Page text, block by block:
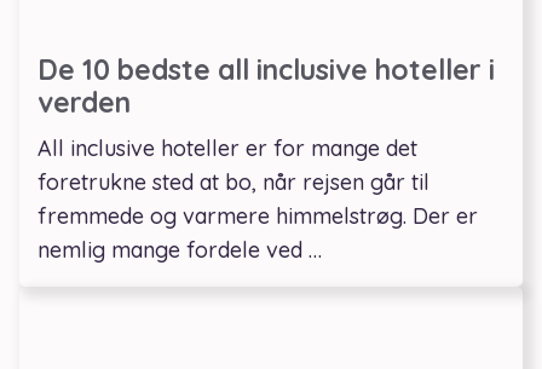
De 10 bedste all inclusive hoteller i
verden
All inclusive hoteller er for mange det
foretrukne sted at bo, når rejsen går til
fremmede og varmere himmelstrøg. Der er
nemlig mange fordele ved …